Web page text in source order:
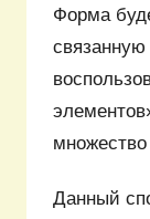
Форма
Данный